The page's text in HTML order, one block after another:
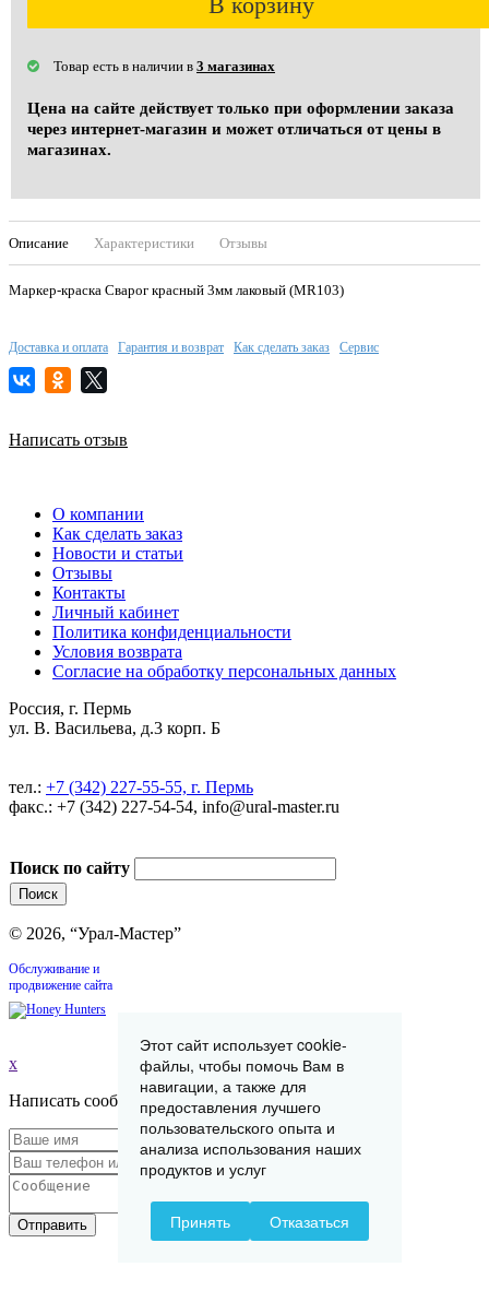
Товар есть в наличии в 3 магазинах
Цена на сайте действует только при оформлении заказа
через интернет-магазин и может отличаться от цены в
магазинах.
Описание Характеристики Отзывы
Маркер-краска Сварог красный 3мм лаковый (MR103)
Доставка и оплата Гарантия и возврат Как сделать заказ Сервис
Написать отзыв
О компании
Как сделать заказ
Новости и статьи
Отзывы
Контакты
Личный кабинет
Политика конфиденциальности
Условия возврата
Согласие на обработку персональных данных
Россия, г. Пермь
ул. В. Васильева, д.3 корп. Б
тел.: +7 (342) 227-55-55, г. Пермь
факс.: +7 (342) 227-54-54, info@ural-master.ru
Поиск по сайту
© 2026, “Урал-Мастер”
Обслуживание и
продвижение сайта
x
Написать сообщение
Отправить
Этот сайт использует cookie-
файлы, чтобы помочь Вам в
навигации, а также для
предоставления лучшего
пользовательского опыта и
анализа использования наших
продуктов и услуг
Принять Отказаться